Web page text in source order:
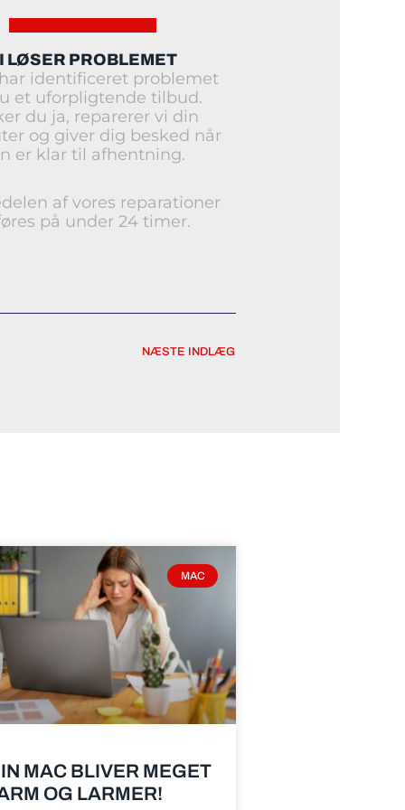
LØSER PROBLEMET
identificeret problemet
et uforpligtende tilbud.
du ja, reparerer vi din
og giver dig besked når
er klar til afhentning.
af vores reparationer
på under 24 timer.
NÆSTE INDLÆG
MAC
MAC BLIVER MEGET
OG LARMER!